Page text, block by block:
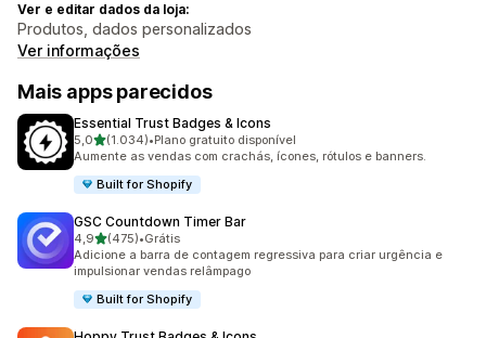
Ver e editar dados da loja:
Produtos, dados personalizados
Ver informações
Mais apps parecidos
Essential Trust Badges & Icons
5,0de 5 estrelas
(1.034)
1034 avaliações ao todo
•Plano gratuito disponível
Aumente as vendas com crachás, ícones, rótulos e banners.
Built for Shopify
GSC Countdown Timer Bar
4,9de 5 estrelas
(475)
475 avaliações ao todo
•Grátis
Adicione a barra de contagem regressiva para criar urgência e
impulsionar vendas relâmpago
Built for Shopify